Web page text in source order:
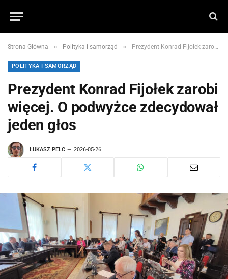
Strona Główna » Polityka i samorząd » Prezydent Konrad Fijołek zarobi więcej. O podwyżce zdecydował jeden głos
POLITYKA I SAMORZĄD
Prezydent Konrad Fijołek zarobi
więcej. O podwyżce zdecydował
jeden głos
ŁUKASZ PELC 2026-05-26